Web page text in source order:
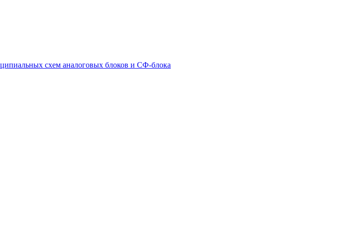
схем аналоговых блоков и СФ-блока